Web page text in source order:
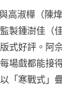
高淑樺（陳
製鍾澍佳（
式好評。阿
場戲都能接
「寒戰式」